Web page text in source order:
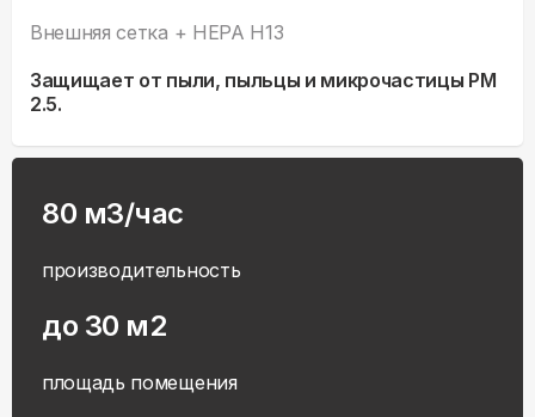
Внешняя сетка + HEPA H13
Защищает от пыли, пыльцы и микрочастицы PM
2.5.
80 м3/час
производительность
до 30 м2
площадь помещения